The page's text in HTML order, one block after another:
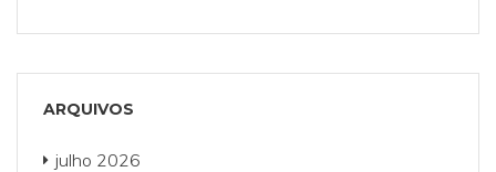
ARQUIVOS
julho 2026